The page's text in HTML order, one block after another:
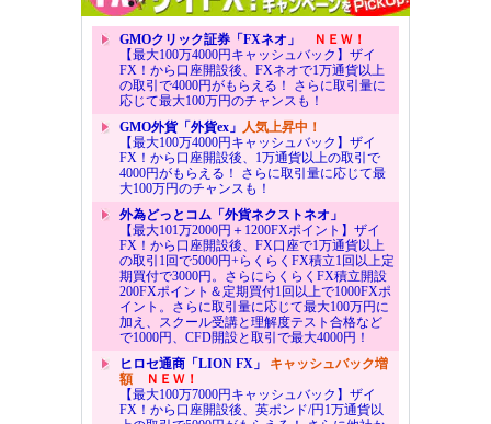
GMOクリック証券「FXネオ」
ＮＥＷ！
【最大100万4000円キャッシュバック】ザイ
FX！から口座開設後、FXネオで1万通貨以上
の取引で4000円がもらえる！ さらに取引量に
応じて最大100万円のチャンスも！
GMO外貨「外貨ex」 人気上昇中！
【最大100万4000円キャッシュバック】ザイ
FX！から口座開設後、1万通貨以上の取引で
4000円がもらえる！ さらに取引量に応じて最
大100万円のチャンスも！
外為どっとコム「外貨ネクストネオ」
【最大101万2000円＋1200FXポイント】ザイ
FX！から口座開設後、FX口座で1万通貨以上
の取引1回で5000円+らくらくFX積立1回以上定
期買付で3000円。さらにらくらくFX積立開設
200FXポイント＆定期買付1回以上で1000FXポ
イント。さらに取引量に応じて最大100万円に
加え、スクール受講と理解度テスト合格など
で1000円、CFD開設と取引で最大4000円！
ヒロセ通商「LION FX」 キャッシュバック増
額ＮＥＷ！
【最大100万7000円キャッシュバック】ザイ
FX！から口座開設後、英ポンド/円1万通貨以